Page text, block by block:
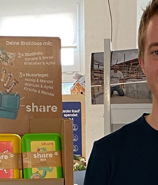
WISSEN
&
DOWNLOADS
FAQ
SCHIRMHERRSCHAFT
NEWS
PRESSE
ANMELDEN
E-Mail-Adresse*
E-Mail-Adresse*
Jetzt registrieren